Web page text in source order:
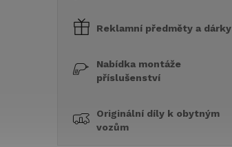
Reklamní předměty a dárky
Nabídka montáže
příslušenství
Originální díly k obytným
vozům